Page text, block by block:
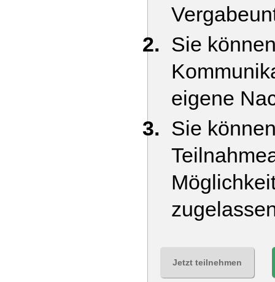
Sie
eigene
Sie
Jetzt teilnehmen